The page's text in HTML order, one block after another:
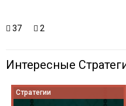
37 2
Интересные
Стратегии